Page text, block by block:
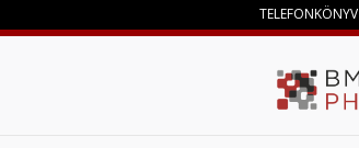
TELEFONKÖNYV